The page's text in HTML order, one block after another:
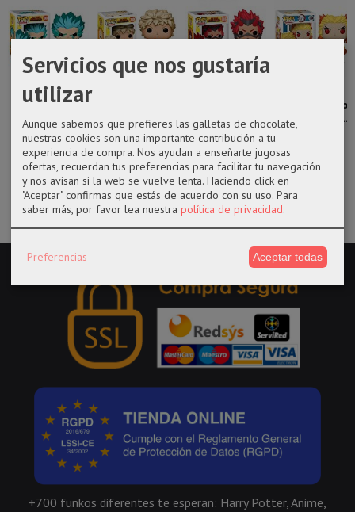
Funko pop
1008 Infinite
Deku con Eri...
17,99 €
hero...
14,50 €
de My...
14,50 €
1308 Kyojuro
Rengoku de...
+700 funkos diferentes te esperan: Harry Potter, Anime,
Servicios que nos gustaría
utilizar
Aunque sabemos que prefieres las galletas de chocolate,
nuestras cookies son una importante contribución a tu
experiencia de compra. Nos ayudan a enseñarte jugosas
ofertas, recuerdan tus preferencias para facilitar tu navegación
y nos avisan si la web se vuelve lenta. Haciendo click en
"Aceptar" confirmas que estás de acuerdo con su uso. Para
saber más, por favor lea nuestra política de privacidad.
Preferencias Aceptar todas